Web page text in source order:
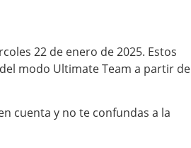
22 de enero de 2025. Estos
modo Ultimate Team a partir de
cuenta y no te confundas a la